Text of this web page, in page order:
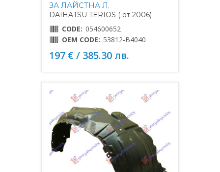
ЗА ЛАЙСТНА Л.
DAIHATSU TERIOS ( от 2006)
CODE: 054600652
OEM CODE: 53812-B4040
197 € / 385.30 лв.